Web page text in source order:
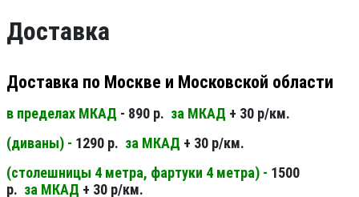
Доставка
Доставка по Москве и Московской области
в пределах МКАД - 890 р. за МКАД + 30 р/км.
(диваны) - 1290 р. за МКАД + 30 р/км.
(столешницы 4 метра, фартуки 4 метра) - 1500
р. за МКАД + 30 р/км.